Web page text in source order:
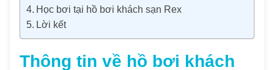
Học bơi tại hồ bơi khách sạn Rex
Lời kết
Thông tin về hồ bơi khách